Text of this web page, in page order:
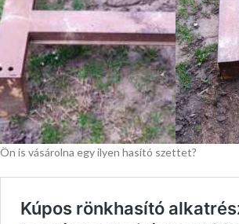
Ön is vásárolna egy ilyen hasító szettet?